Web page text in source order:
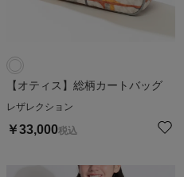
【オティス】総柄カートバッグ
レザレクション
￥33,000税込